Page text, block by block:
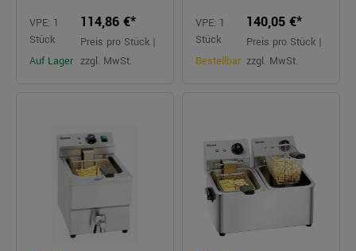
VPE: 1
Stück
Auf Lager
114,86 €*
Preis pro Stück |
zzgl. MwSt.
VPE: 1
Stück
Bestellbar
140,05 €*
Preis pro Stück |
zzgl. MwSt.